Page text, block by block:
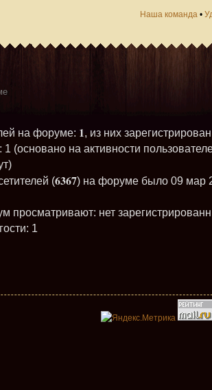
Наша команда •
на форуме: 1, из них
1 (основано на активности
(6367) на форуме было 09 мар
просматривают: нет
1